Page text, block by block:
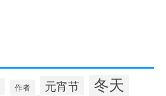
作者 元宵节 冬天